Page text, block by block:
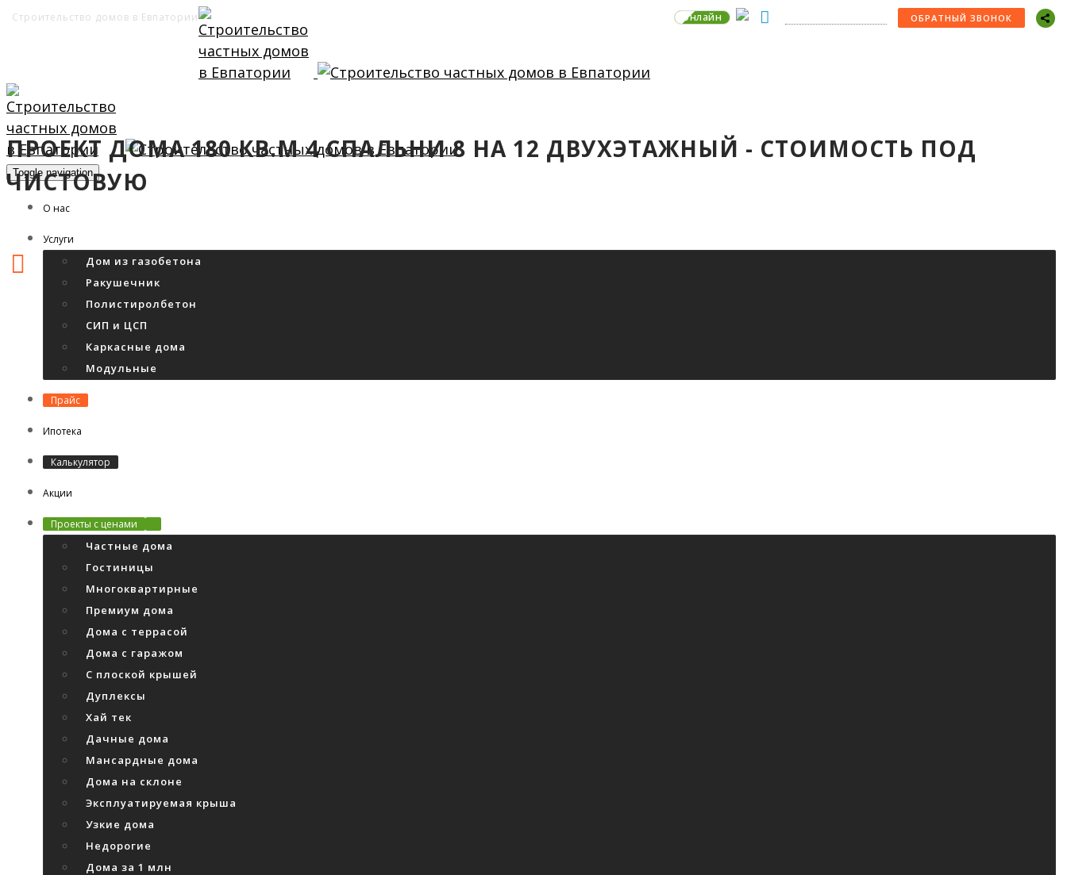
Строительство домов в Евпатории онлайн ОБРАТНЫЙ ЗВОНОК
Toggle navigation
О нас
Услуги
Дом из газобетона
Ракушечник
Полистиролбетон
СИП и ЦСП
Каркасные дома
Модульные
Прайс
Ипотека
Калькулятор
Акции
Проекты с ценами
Частные дома
Гостиницы
Многоквартирные
Премиум дома
Дома с террасой
Дома с гаражом
С плоской крышей
Дуплексы
Хай тек
Дачные дома
Мансардные дома
Дома на склоне
Эксплуатируемая крыша
Узкие дома
Недорогие
Дома за 1 млн
ПРОЕКТ ДОМА 180 КВ.М 4 СПАЛЬНИ 8 НА 12 ДВУХЭТАЖНЫЙ - СТОИМОСТЬ ПОД
ЧИСТОВУЮ